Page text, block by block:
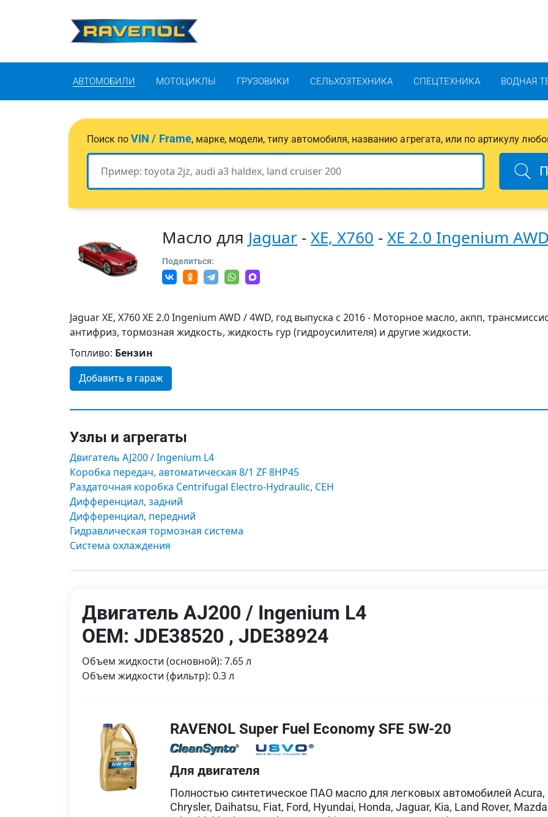
АВТОМОБИЛИ МОТОЦИКЛЫ ГРУЗОВИКИ СЕЛЬХОЗТЕХНИКА СПЕЦТЕХНИКА ВОДНАЯ
Поиск поVIN / Frame, марке, модели, типу автомобиля, названию агрегата, или по артикулу
Масло для Jaguar -XE, X760 -XE 2.0 Ingenium
Поделиться:
Jaguar XE, X760 XE 2.0 Ingenium AWD / 4WD, год выпуска с 2016 - Моторное масло, акпп,
антифриз, тормозная жидкость, жидкость гур (гидроусилителя) и другие жидкости.
Топливо: Бензин
Добавить в гараж
Узлы и агрегаты
Двигатель AJ200 / Ingenium L4
Коробка передач, автоматическая 8/1 ZF 8HP45
Раздаточная коробка Centrifugal Electro-Hydraulic, CEH
Дифференциал, задний
Дифференциал, передний
Гидравлическая тормозная система
Система охлаждения
Двигатель AJ200 / Ingenium L4
OEM: JDE38520 , JDE38924
Объем жидкости (основной): 7.65 л
Объем жидкости (фильтр): 0.3 л
RAVENOL Super Fuel Economy SFE 5W-20
Для двигателя
Полностью синтетическое ПАО масло для легковых автомобилей Acura,
Chrysler, Daihatsu, Fiat, Ford, Hyundai, Honda, Jaguar, Kia, Land Rover,